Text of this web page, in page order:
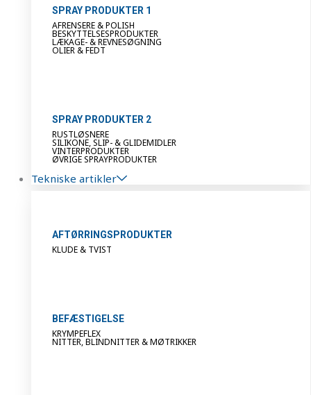
SPRAY PRODUKTER 1
AFRENSERE & POLISH
BESKYTTELSESPRODUKTER
LÆKAGE- & REVNESØGNING
OLIER & FEDT
SPRAY PRODUKTER 2
RUSTLØSNERE
SILIKONE, SLIP- & GLIDEMIDLER
VINTERPRODUKTER
ØVRIGE SPRAYPRODUKTER
Tekniske artikler
AFTØRRINGSPRODUKTER
KLUDE & TVIST
BEFÆSTIGELSE
KRYMPEFLEX
NITTER, BLINDNITTER & MØTRIKKER